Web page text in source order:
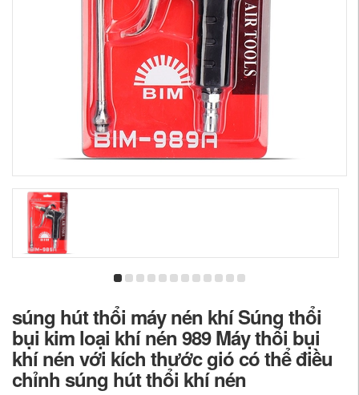
súng hút thổi máy nén khí Súng thổi
bụi kim loại khí nén 989 Máy thổi bụi
khí nén với kích thước gió có thể điều
chỉnh súng hút thổi khí nén